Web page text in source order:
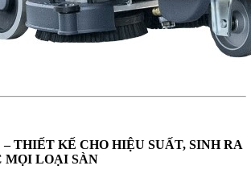
– THIẾT KẾ CHO HIỆU SUẤT, SINH RA
MỌI LOẠI SÀN